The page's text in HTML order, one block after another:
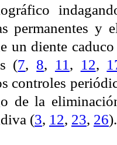
permanentes y
un diente
(7, 8, 11 , 12,
controles
de la
(3, 12, 23, 26).